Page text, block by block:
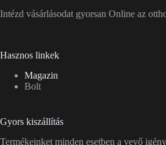
Intézd vásárlásodat gyorsan Online az
Hasznos linkek
Magazin
Bolt
Gyors kiszállítás
Termékeinket minden esetben a vevő